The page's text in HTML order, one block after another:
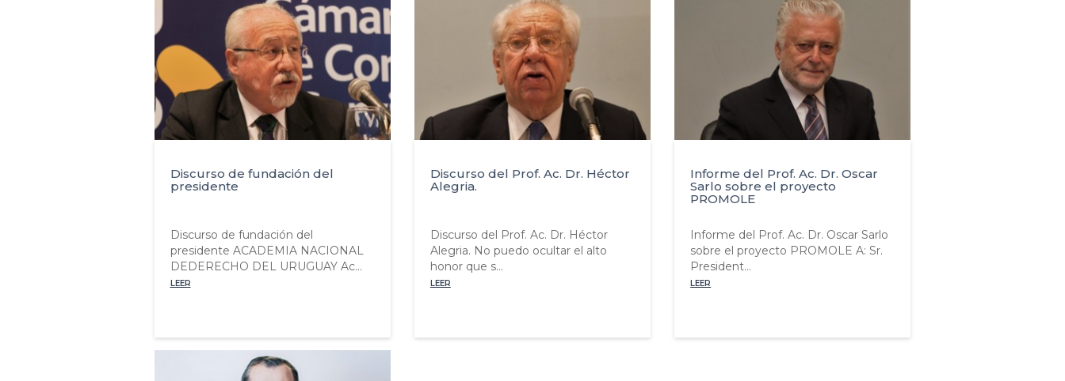
Discurso de fundación del
presidente
Discurso de fundación del
presidente ACADEMIA NACIONAL
DEDERECHO DEL URUGUAY Ac...
LEER
Discurso del Prof. Ac. Dr. Héctor
Alegria.
Discurso del Prof. Ac. Dr. Héctor
Alegria. No puedo ocultar el alto
honor que s...
LEER
Informe del Prof. Ac. Dr. Oscar
Sarlo sobre el proyecto
PROMOLE
Informe del Prof. Ac. Dr. Oscar Sarlo
sobre el proyecto PROMOLE A: Sr.
President...
LEER